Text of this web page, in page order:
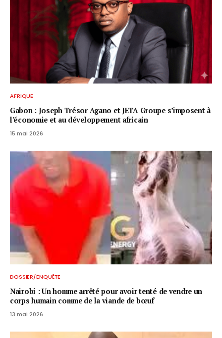
AFRIQUE
Gabon : Joseph Trésor Agano et JETA Groupe s’imposent à
l’économie et au développement africain
15 mai 2026
DOSSIER/ENQUÊTE
Nairobi : Un homme arrêté pour avoir tenté de vendre un
corps humain comme de la viande de bœuf
13 mai 2026